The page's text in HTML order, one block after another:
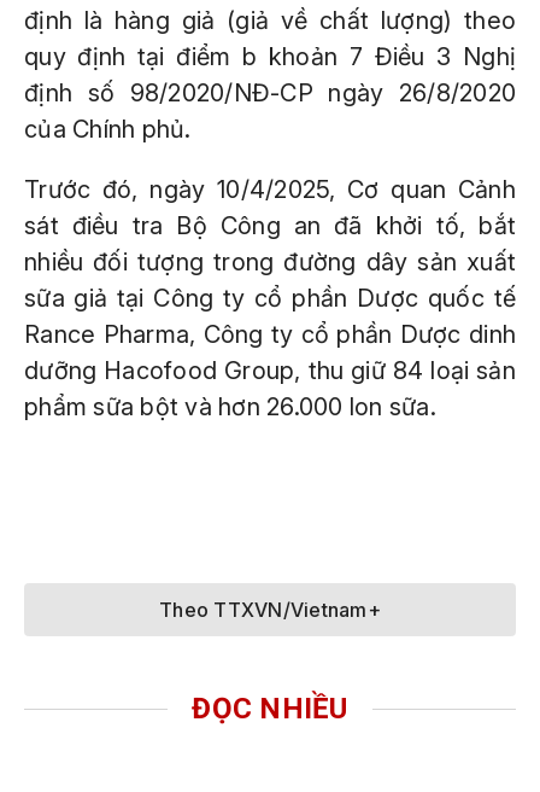
định là hàng giả (giả về chất lượng) theo
quy định tại điểm b khoản 7 Điều 3 Nghị
định số 98/2020/NĐ-CP ngày 26/8/2020
của Chính phủ.
Trước đó, ngày 10/4/2025, Cơ quan Cảnh
sát điều tra Bộ Công an đã khởi tố, bắt
nhiều đối tượng trong đường dây sản xuất
sữa giả tại Công ty cổ phần Dược quốc tế
Rance Pharma, Công ty cổ phần Dược dinh
dưỡng Hacofood Group, thu giữ 84 loại sản
phẩm sữa bột và hơn 26.000 lon sữa.
Theo TTXVN/Vietnam+
ĐỌC NHIỀU